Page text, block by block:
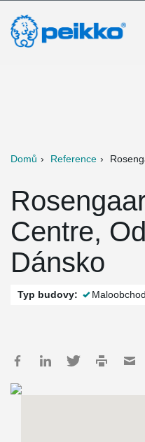
Domů Reference
Centre,
Dánsko
Typ budovy: